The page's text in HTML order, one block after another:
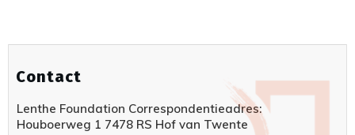
Contact
Lenthe Foundation Correspondentieadres:
Houboerweg 1 7478 RS Hof van Twente